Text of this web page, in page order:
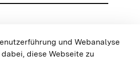
Folie springen
Folie springenund Webanalyse
diese Webseite zu